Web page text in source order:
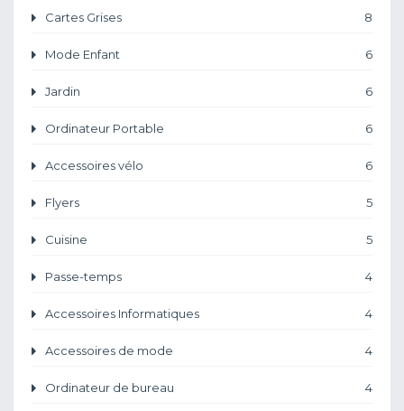
Cartes Grises 8
Mode Enfant 6
Jardin 6
Ordinateur Portable 6
Accessoires vélo 6
Flyers 5
Cuisine 5
Passe-temps 4
Accessoires Informatiques 4
Accessoires de mode 4
Ordinateur de bureau 4